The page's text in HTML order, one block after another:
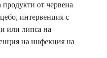
от червена
интервенция с
или липса на
на инфекция на